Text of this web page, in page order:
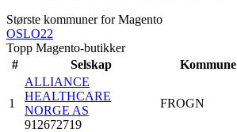
Største kommuner forMagento
OSLO22
Topp Magento-butikker
#
Selskap Kommune
1
ALLIANCE
HEALTHCARE
NORGE AS
912672719
FROGN